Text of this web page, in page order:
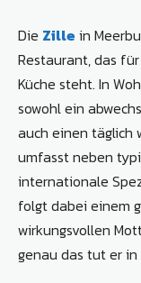
Die Zille in
Restaurant, das
Küche steht. In
sowohl ein
auch einen täglich
umfasst neben
internationale
folgt dabei einem
wirkungsvollen
genau das tut er in